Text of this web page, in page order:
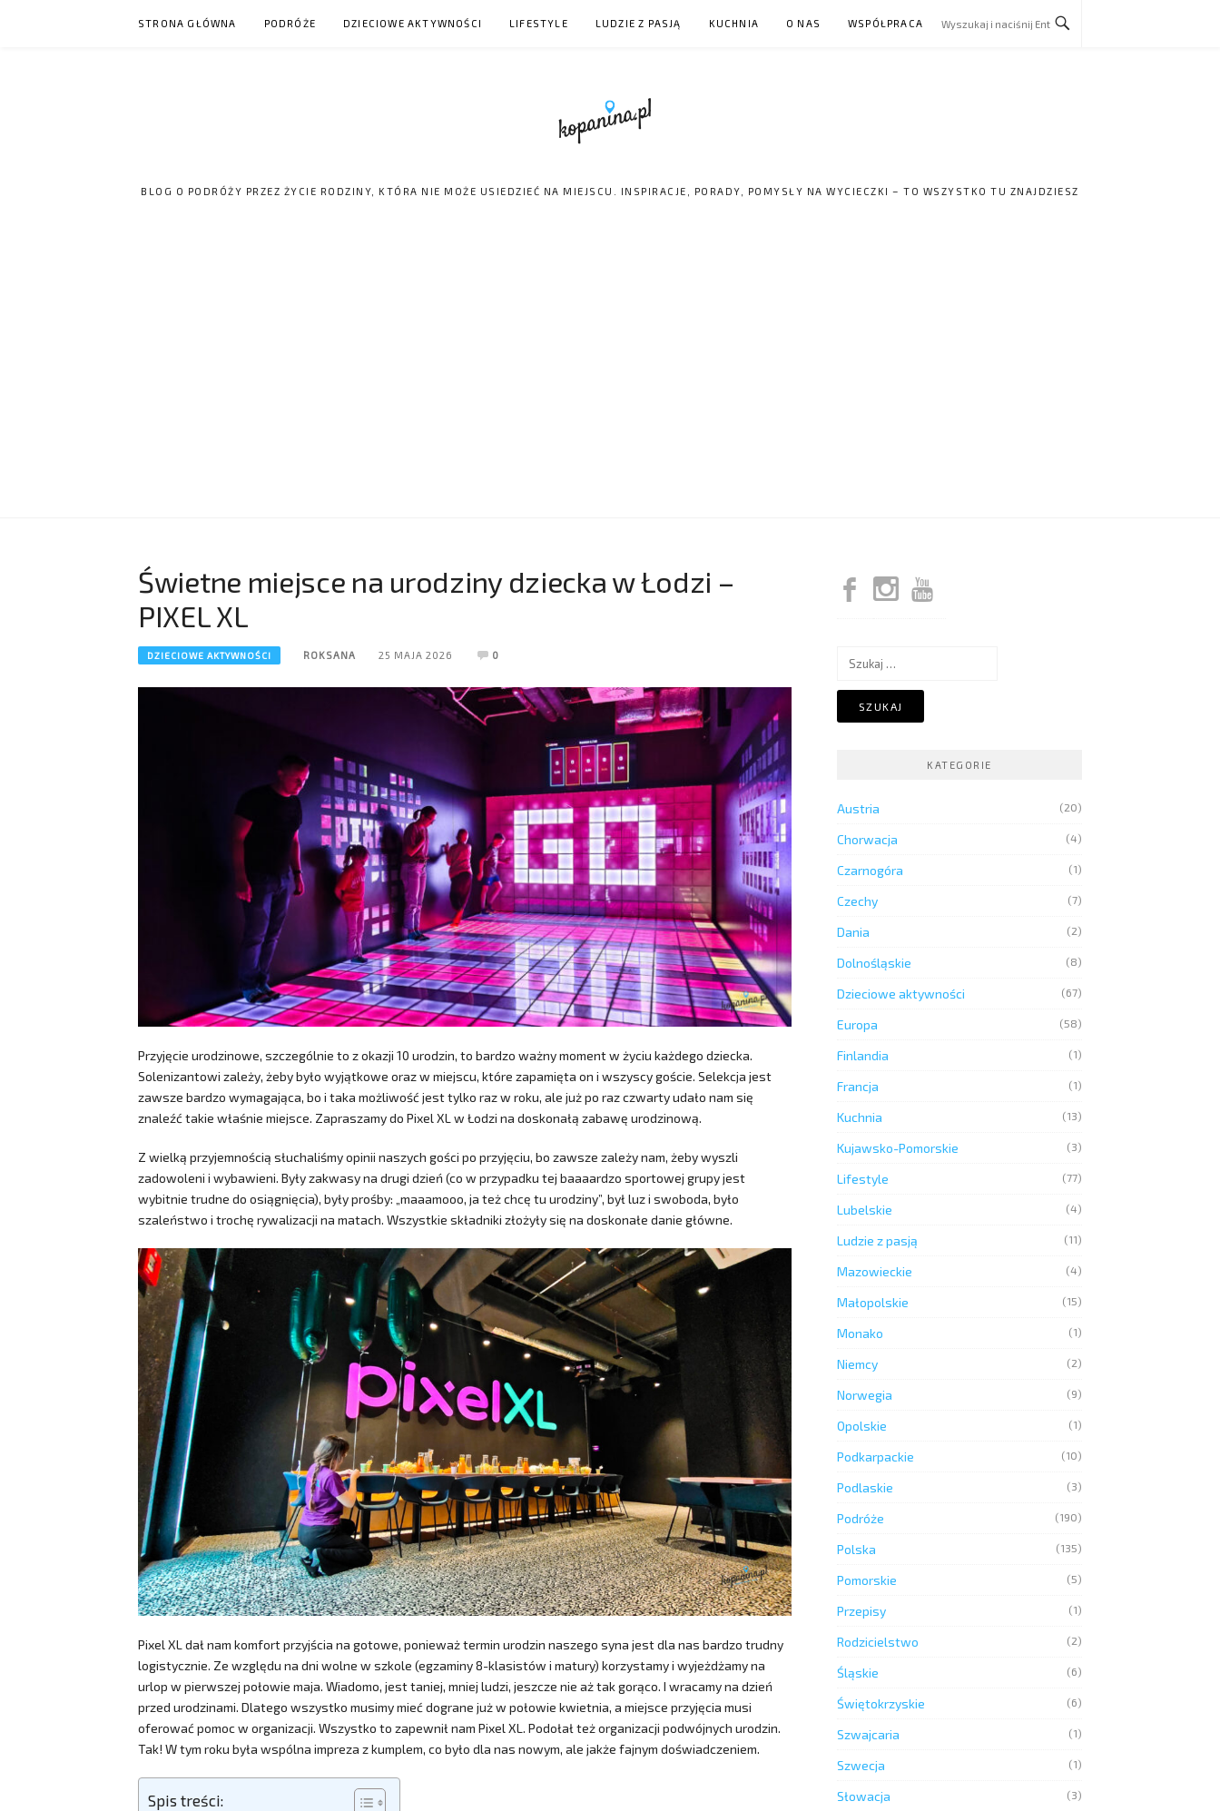
STRONA GŁÓWNA PODRÓŻE DZIECIOWE AKTYWNOŚCI LIFESTYLE LUDZIE Z PASJĄ KUCHNIA O NAS WSPÓŁPRACA
BLOG O PODRÓŻY PRZEZ ŻYCIE RODZINY, KTÓRA NIE MOŻE USIEDZIEĆ NA MIEJSCU. INSPIRACJE, PORADY, POMYSŁY NA WYCIECZKI – TO WSZYSTKO TU ZNAJDZIESZ
Świetne miejsce na urodziny dziecka w Łodzi –
PIXEL XL
DZIECIOWE AKTYWNOŚCI ROKSANA 25 MAJA 2026 0
Przyjęcie urodzinowe, szczególnie to z okazji 10 urodzin, to bardzo ważny moment w życiu każdego dziecka.
Solenizantowi zależy, żeby było wyjątkowe oraz w miejscu, które zapamięta on i wszyscy goście. Selekcja jest
zawsze bardzo wymagająca, bo i taka możliwość jest tylko raz w roku, ale już po raz czwarty udało nam się
znaleźć takie właśnie miejsce. Zapraszamy do Pixel XL w Łodzi na doskonałą zabawę urodzinową.
Z wielką przyjemnością słuchaliśmy opinii naszych gości po przyjęciu, bo zawsze zależy nam, żeby wyszli
zadowoleni i wybawieni. Były zakwasy na drugi dzień (co w przypadku tej baaaardzo sportowej grupy jest
wybitnie trudne do osiągnięcia), były prośby: „maaamooo, ja też chcę tu urodziny”, był luz i swoboda, było
szaleństwo i trochę rywalizacji na matach. Wszystkie składniki złożyły się na doskonałe danie główne.
Pixel XL dał nam komfort przyjścia na gotowe, ponieważ termin urodzin naszego syna jest dla nas bardzo trudny
logistycznie. Ze względu na dni wolne w szkole (egzaminy 8-klasistów i matury) korzystamy i wyjeżdżamy na
urlop w pierwszej połowie maja. Wiadomo, jest taniej, mniej ludzi, jeszcze nie aż tak gorąco. I wracamy na dzień
przed urodzinami. Dlatego wszystko musimy mieć dograne już w połowie kwietnia, a miejsce przyjęcia musi
oferować pomoc w organizacji. Wszystko to zapewnił nam Pixel XL. Podołał też organizacji podwójnych urodzin.
Tak! W tym roku była wspólna impreza z kumplem, co było dla nas nowym, ale jakże fajnym doświadczeniem.
Spis treści:
Szukaj:
KATEGORIE
Austria (20)
Chorwacja (4)
Czarnogóra (1)
Czechy (7)
Dania (2)
Dolnośląskie (8)
Dzieciowe aktywności (67)
Europa (58)
Finlandia (1)
Francja (1)
Kuchnia (13)
Kujawsko-Pomorskie (3)
Lifestyle (77)
Lubelskie (4)
Ludzie z pasją (11)
Mazowieckie (4)
Małopolskie (15)
Monako (1)
Niemcy (2)
Norwegia (9)
Opolskie (1)
Podkarpackie (10)
Podlaskie (3)
Podróże (190)
Polska (135)
Pomorskie (5)
Przepisy (1)
Rodzicielstwo (2)
Śląskie (6)
Świętokrzyskie (6)
Szwajcaria (1)
Szwecja (1)
Słowacja (3)